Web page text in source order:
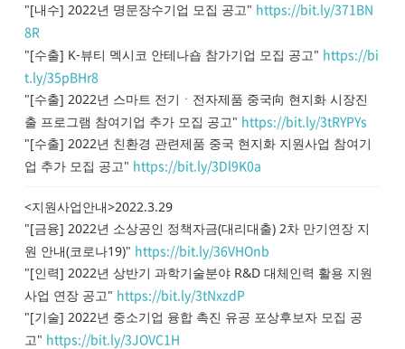
"[내수] 2022년 명문장수기업 모집 공고" https://bit.ly/371BN
8R
"[수출] K-뷰티 멕시코 안테나숍 참가기업 모집 공고" https://bi
t.ly/35pBHr8
"[수출] 2022년 스마트 전기ㆍ전자제품 중국向 현지화 시장진
출 프로그램 참여기업 추가 모집 공고" https://bit.ly/3tRYPYs
"[수출] 2022년 친환경 관련제품 중국 현지화 지원사업 참여기
업 추가 모집 공고" https://bit.ly/3Dl9K0a
<지원사업안내>2022.3.29
"[금융] 2022년 소상공인 정책자금(대리대출) 2차 만기연장 지
원 안내(코로나19)" https://bit.ly/36VHOnb
"[인력] 2022년 상반기 과학기술분야 R&D 대체인력 활용 지원
사업 연장 공고" https://bit.ly/3tNxzdP
"[기술] 2022년 중소기업 융합 촉진 유공 포상후보자 모집 공
고" https://bit.ly/3JOVC1H